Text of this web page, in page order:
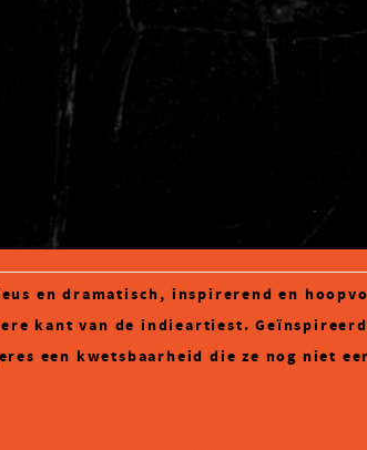
en dramatisch, inspirerend en
kant van de indieartiest.
een kwetsbaarheid die ze nog niet